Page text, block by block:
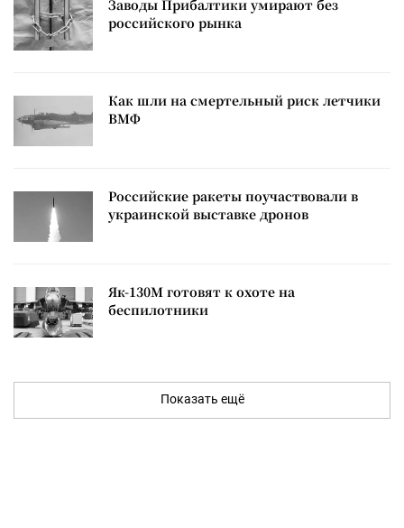
Заводы Прибалтики умирают без
российского рынка
Как шли на смертельный риск летчики
ВМФ
Российские ракеты поучаствовали в
украинской выставке дронов
Як-130М готовят к охоте на
беспилотники
Показать ещё